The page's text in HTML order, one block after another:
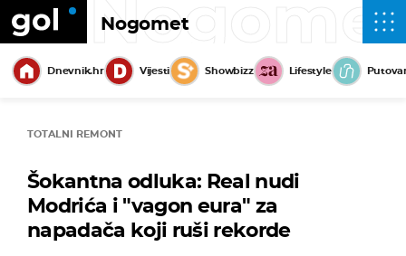
Nogomet
Dnevnik.hr Vijesti Showbizz Lifestyle
TOTALNI REMONT
Šokantna odluka: Real nudi
Modrića i "vagon eura" za
napadača koji ruši rekorde